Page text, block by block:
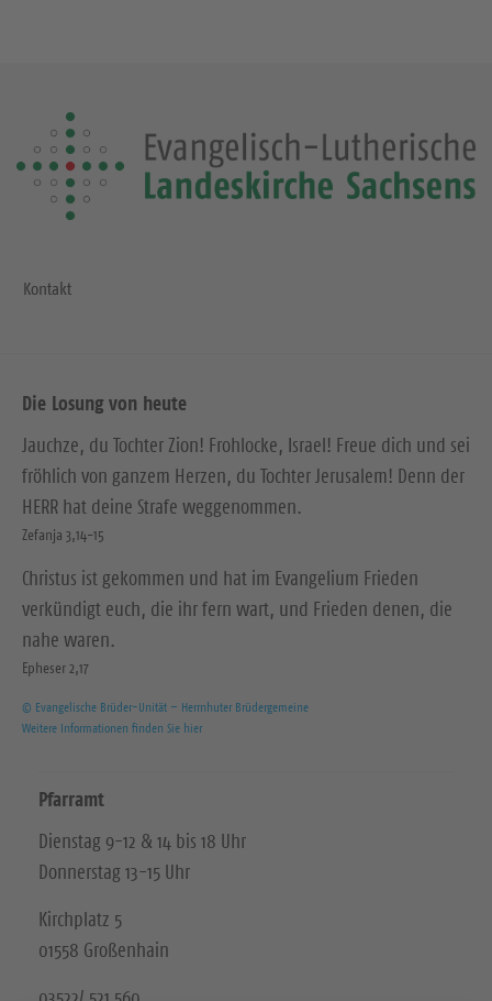
Kontakt
Die Losung von heute
Jauchze, du Tochter Zion! Frohlocke, Israel! Freue dich und sei
fröhlich von ganzem Herzen, du Tochter Jerusalem! Denn der
HERR hat deine Strafe weggenommen.
Zefanja 3,14-15
Christus ist gekommen und hat im Evangelium Frieden
verkündigt euch, die ihr fern wart, und Frieden denen, die
nahe waren.
Epheser 2,17
© Evangelische Brüder-Unität – Herrnhuter Brüdergemeine
Weitere Informationen finden Sie hier
Pfarramt
Dienstag 9-12 & 14 bis 18 Uhr
Donnerstag 13-15 Uhr
Kirchplatz 5
01558 Großenhain